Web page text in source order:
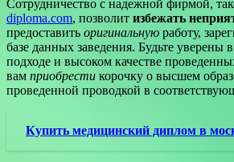
Сотрудничество с надежной фирмой,
diploma.com, позволит избежать
предоставить оригинальную работу,
базе данных заведения. Будьте уверены
подходе и высоком качестве
вам приобрести корочку о высшем
проведенной проводкой в
Купить медицинский диплом в